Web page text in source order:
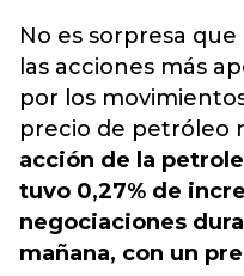
No es sorpresa
las acciones más
por los
precio de petróleo
acción de la
tuvo 0,27% de
negociaciones
mañana, con un